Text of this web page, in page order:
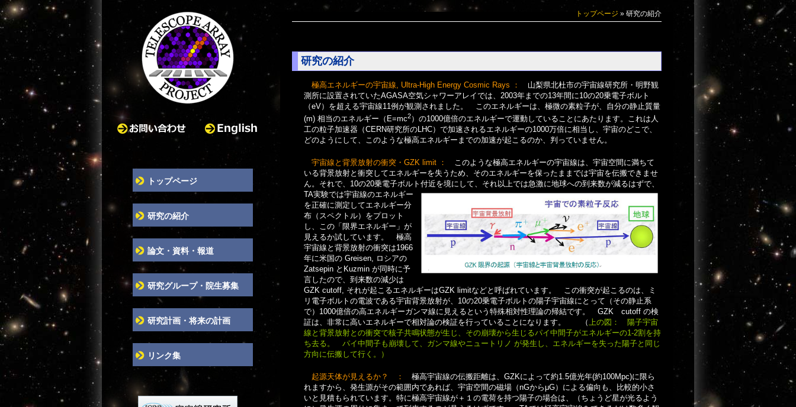
お問い合わせ English
トップページ
研究の紹介
論文・資料・報道
研究グループ・院生募集
研究計画・将来の計画
リンク集
トップページ » 研究の紹介
研究の紹介
極高エネルギーの宇宙線, Ultra-High Energy Cosmic Rays ：
山梨県北杜市の宇宙線研究所・明野観
測所に設置されていたAGASA空気シャワーアレイでは、2003年までの13年間に10の20乗電子ボルト
（eV）を超える宇宙線11例が観測されました。 このエネルギーは、極微の素粒子が、自分の静止質量
(m) 相当のエネルギー（E=mc2）の1000億倍のエネルギーで運動していることにあたります。これは人
工の粒子加速器（CERN研究所のLHC）で加速されるエネルギーの1000万倍に相当し、宇宙のどこで、
どのようにして、このような極高エネルギーまでの加速が起こるのか、判っていません。
宇宙線と背景放射の衝突・GZK limit ： このような極高エネルギーの宇宙線は、宇宙空間に満ちて
いる背景放射と衝突してエネルギーを失うため、そのエネルギーを保ったままでは宇宙を伝搬できませ
ん。それで、10の20乗電子ボルト付近を境にして、それ以上では急激に地球への到来数が減るはずで、
TA実験では宇宙線のエネルギー
を正確に測定してエネルギー分
布（スペクトル）をプロット
し、この「限界エネルギー」が
見えるか試しています。 極高
宇宙線と背景放射の衝突は1966
年に米国の Greisen, ロシアの
Zatsepin とKuzmin が同時に予
言したので、到来数の減少は
GZK cutoff, それが起こるエネルギーはGZK limitなどと呼ばれています。 この衝突が起こるのは、ミ
リ電子ボルトの電波である宇宙背景放射が、10の20乗電子ボルトの陽子宇宙線にとって（その静止系
で）1000億倍の高エネルギーガンマ線に見えるという特殊相対性理論の帰結です。 GZK cutoff の検
証は、非常に高いエネルギーで相対論の検証を行っていることになります。 （上の図： 陽子宇宙
線と背景放射との衝突で核子共鳴状態が生じ、その崩壊から生じるパイ中間子がエネルギーの1-2割を持
ち去る。 パイ中間子も崩壊して、ガンマ線やニュートリノ が発生し、エネルギーを失った陽子と同じ
方向に伝搬して行く。）
起源天体が見えるか？ ：
極高宇宙線の伝搬距離は、GZKによって約1.5億光年(約100Mpc)に限ら
れますから、発生源がその範囲内であれば、宇宙空間の磁場（nGからμG）による偏向も、比較的小さ
いと見積もられています。特に極高宇宙線が＋１の電荷を持つ陽子の場合は、（ちょうど星が光るよう